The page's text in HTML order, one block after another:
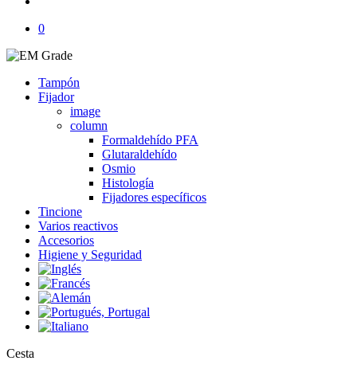
0
Tampón
Fijador
image
column
Formaldehído PFA
Glutaraldehído
Osmio
Histología
Fijadores específicos
Tincione
Varios reactivos
Accesorios
Higiene y Seguridad
Cesta